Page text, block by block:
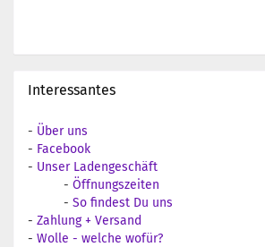
Interessantes
- Über uns
- Facebook
- Unser Ladengeschäft
- Öffnungszeiten
- So findest Du uns
- Zahlung + Versand
- Wolle - welche wofür?